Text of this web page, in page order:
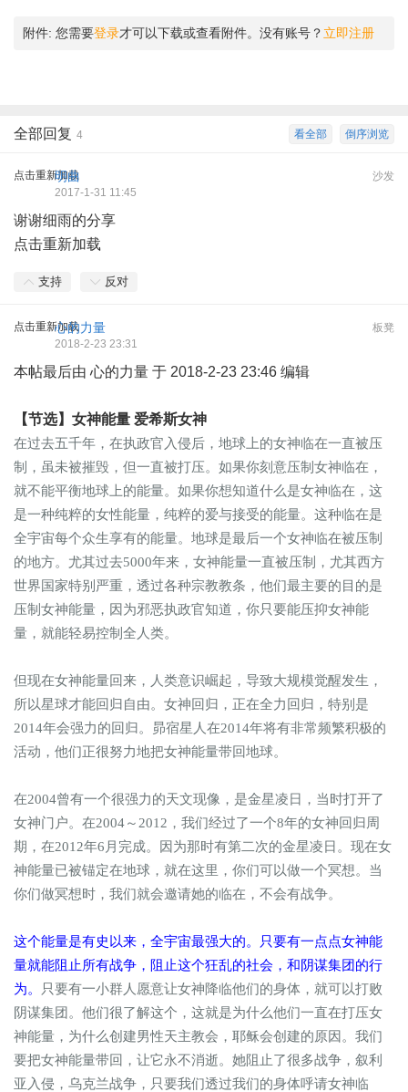
附件: 您需要登录才可以下载或查看附件。没有账号？ 立即注册
倒序浏览
看全部
全部回复 4
点击重新加载 沙发
明曲
2017-1-31 11:45
谢谢细雨的分享
点击重新加载
支持 反对
点击重新加载 板凳
心的力量
2018-2-23 23:31
本帖最后由 心的力量 于 2018-2-23 23:46 编辑
【节选】女神能量 爱希斯女神
在过去五千年，在执政官入侵后，地球上的女神临在一直被压
制，虽未被摧毁，但一直被打压。如果你刻意压制女神临在，
就不能平衡地球上的能量。如果你想知道什么是女神临在，这
是一种纯粹的女性能量，纯粹的爱与接受的能量。这种临在是
全宇宙每个众生享有的能量。地球是最后一个女神临在被压制
的地方。尤其过去5000年来，女神能量一直被压制，尤其西方
世界国家特别严重，透过各种宗教教条，他们最主要的目的是
压制女神能量，因为邪恶执政官知道，你只要能压抑女神能
量，就能轻易控制全人类。
但现在女神能量回来，人类意识崛起，导致大规模觉醒发生，
所以星球才能回归自由。女神回归，正在全力回归，特别是
2014年会强力的回归。昴宿星人在2014年将有非常频繁积极的
活动，他们正很努力地把女神能量带回地球。
在2004曾有一个很强力的天文现像，是金星凌日，当时打开了
女神门户。在2004～2012，我们经过了一个8年的女神回归周
期，在2012年6月完成。因为那时有第二次的金星凌日。现在女
神能量已被锚定在地球，就在这里，你们可以做一个冥想。当
你们做冥想时，我们就会邀请她的临在，不会有战争。
这个能量是有史以来，全宇宙最强大的。只要有一点点女神能
量就能阻止所有战争，阻止这个狂乱的社会，和阴谋集团的行
为。
只要有一小群人愿意让女神降临他们的身体，就可以打败
阴谋集团。他们很了解这个，这就是为什么他们一直在打压女
神能量，为什么创建男性天主教会，耶稣会创建的原因。我们
要把女神能量带回，让它永不消逝。她阻止了很多战争，叙利
亚入侵，乌克兰战争，只要我们透过我们的身体呼请女神临